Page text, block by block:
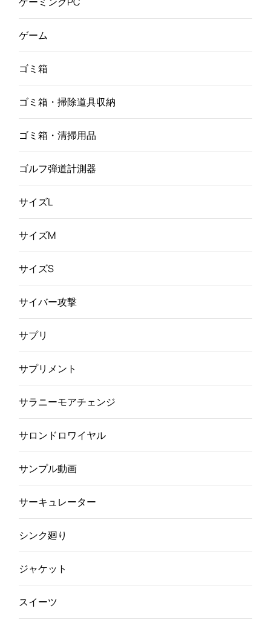
ゲーム
ゴミ箱
ゴミ箱・掃除道具収納
ゴミ箱・清掃用品
ゴルフ弾道計測器
サイズL
サイズM
サイズS
サイバー攻撃
サプリ
サプリメント
サラニーモアチェンジ
サロンドロワイヤル
サンプル動画
サーキュレーター
シンク廻り
ジャケット
スイーツ